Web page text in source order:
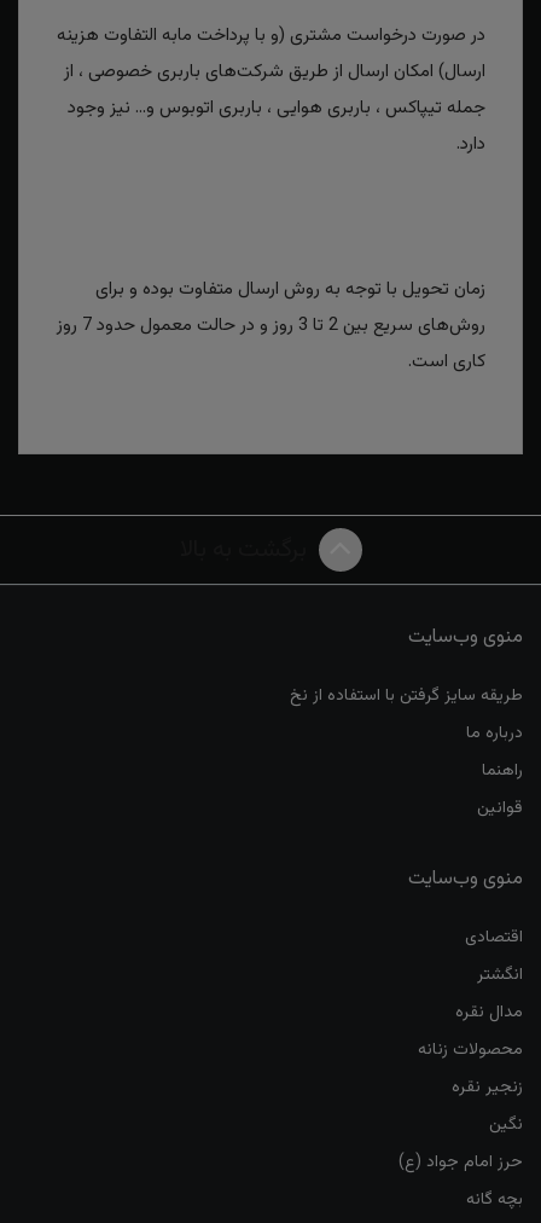
در صورت درخواست مشتری (و با پرداخت مابه التفاوت هزینه
ارسال) امکان ارسال از طریق شرکت‌های باربری خصوصی ، از
جمله تیپاکس ، باربری هوایی ، باربری اتوبوس و... نیز وجود
دارد.
زمان تحویل با توجه به روش ارسال متفاوت بوده و برای
روش‌های سریع بین 2 تا 3 روز و در حالت معمول حدود 7 روز
کاری است.
منوی وب‌سایت
طریقه سایز گرفتن با استفاده از نخ
درباره ما
راهنما
قوانین
منوی وب‌سایت
اقتصادی
انگشتر
مدال نقره
محصولات زنانه
زنجیر نقره
نگین
حرز امام جواد (ع)
بچه گانه